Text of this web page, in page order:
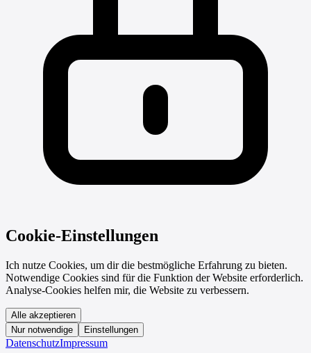
Cookie-Einstellungen
Ich nutze Cookies, um dir die bestmögliche Erfahrung zu bieten.
Notwendige Cookies sind für die Funktion der Website erforderlich.
Analyse-Cookies helfen mir, die Website zu verbessern.
Alle akzeptieren
Nur notwendige
Einstellungen
DatenschutzImpressum